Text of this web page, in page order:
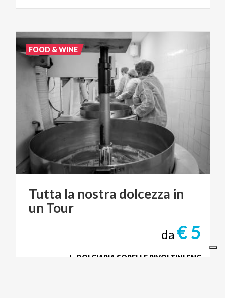
Tutta la nostra dolcezza in
un Tour
da € 5
da DOLCIARIA SORELLE RIVOLTINI SNC
FOOD & WINE